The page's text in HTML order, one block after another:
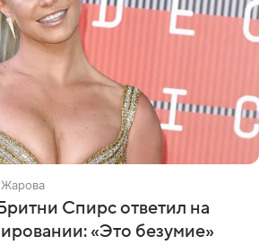
Спирс ответил на
«Это безумие»